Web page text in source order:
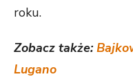
roku.
Zobacz także:
Lugano